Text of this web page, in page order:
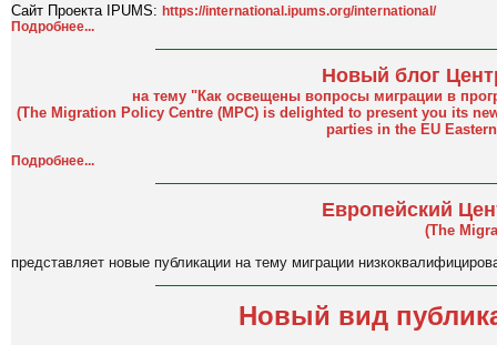
Сайт Проекта IPUMS: https://international.ipums.org/international/
Подробнее...
Новый блог
на тему "Как освещены вопросы миграции в
(The Migration Policy Centre (MPC) is delighted to present you its
parties in the EU
Подробнее...
Европейский
(The
представляет новые публикации на тему миграции
Новый вид